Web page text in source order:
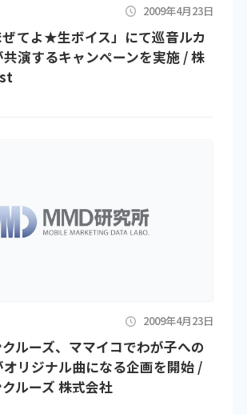
2009年4月23日
ぜてよ★生ボイス」にて巡音ルカ
共演するキャンペーンを実施 / 株
2009年4月23日
ルーズ、ママイコでわが子への
オリジナル曲になる企画を開始 /
ルーズ 株式会社